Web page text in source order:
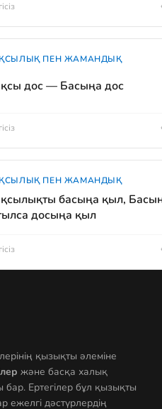
ПЕН ЖАМАНДЫҚ
дос — Басыңа дос
ПЕН ЖАМАНДЫҚ
басыңа қыл,
досыңа қыл
қызықты әлеміне
және басқа халық
бар. Ертегілер бұл қызықты
ежелгі дәстүрлердің